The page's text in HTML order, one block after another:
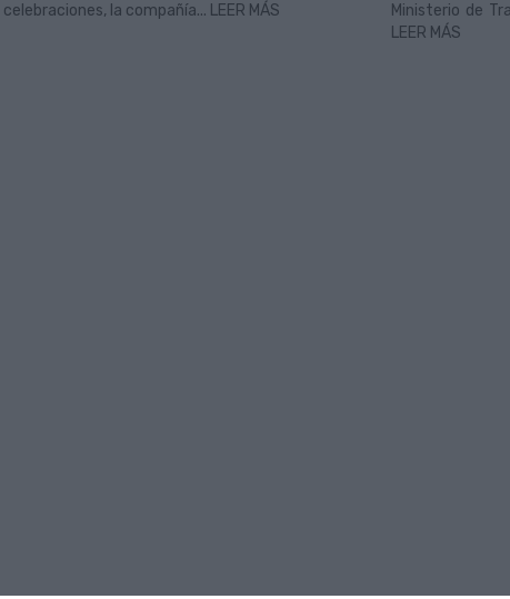
la compañía... LEER MÁS
Ministerio de
LEER MÁS